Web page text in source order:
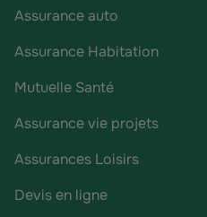
Assurance auto
Assurance Habitation
Mutuelle Santé
Assurance vie projets
Assurances Loisirs
Devis en ligne